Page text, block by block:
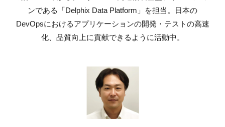
ンである「Delphix Data Platform」を担当。日本の
DevOpsにおけるアプリケーションの開発・テストの高速
化、品質向上に貢献できるように活動中。